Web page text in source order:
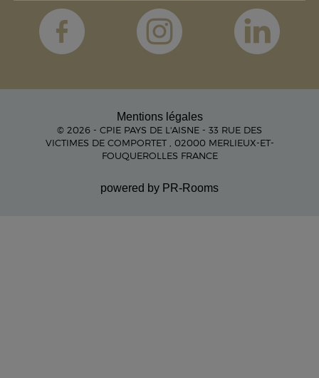
Mentions légales
© 2026 - CPIE PAYS DE L'AISNE - 33 RUE DES
VICTIMES DE COMPORTET , 02000 MERLIEUX-ET-
FOUQUEROLLES FRANCE
powered by PR-Rooms